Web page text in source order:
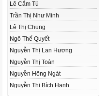
Lê Cẩm Tú
Trần Thị Như Minh
Lê Thị Chung
Ngô Thế Quyết
Nguyễn Thị Lan Hương
Nguyễn Thị Toàn
Nguyễn Hông Ngát
Nguyễn Thị Bích Hạnh